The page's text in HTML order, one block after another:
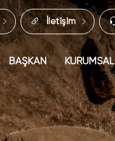
İletişim
BAŞKAN KURUMSAL